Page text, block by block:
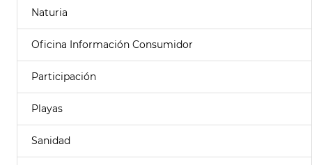
Naturia
Oficina Información Consumidor
Participación
Playas
Sanidad